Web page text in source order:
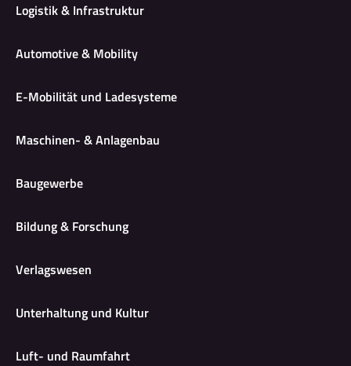
Logistik & Infrastruktur
Automotive & Mobility
E-Mobilität und Ladesysteme
Maschinen- & Anlagenbau
Baugewerbe
Bildung & Forschung
Verlagswesen
Unterhaltung und Kultur
Luft- und Raumfahrt